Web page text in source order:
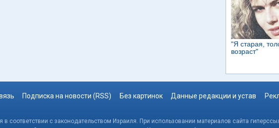
Подписка на новости (RSS) Без картинок Данные редакции и устав
соответствии с законодательством Израиля. При использовании материалов сайта